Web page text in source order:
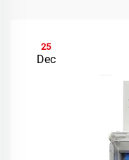
25
Dec